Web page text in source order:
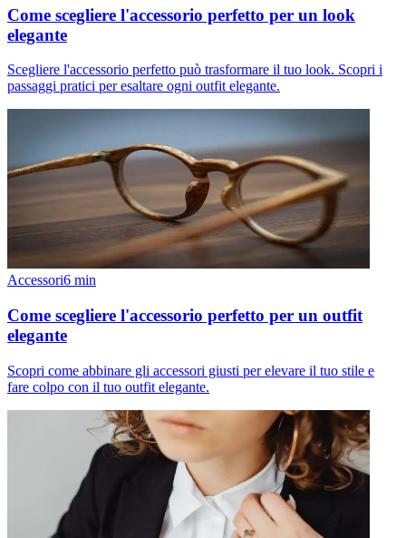
Come scegliere l'accessorio perfetto per un look
elegante
Scegliere l'accessorio perfetto può trasformare il tuo look. Scopri i
passaggi pratici per esaltare ogni outfit elegante.
Accessori6 min
Come scegliere l'accessorio perfetto per un outfit
elegante
Scopri come abbinare gli accessori giusti per elevare il tuo stile e
fare colpo con il tuo outfit elegante.